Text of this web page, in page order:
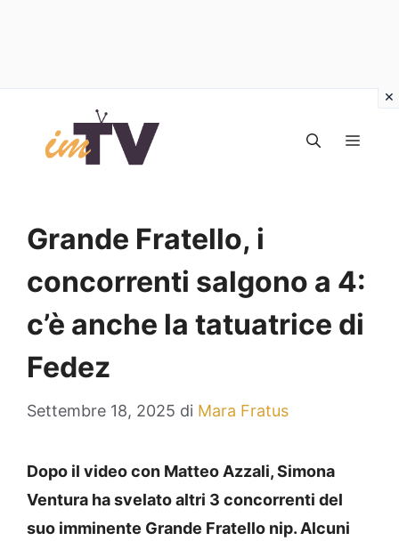
contenuto
Grande Fratello, i
concorrenti salgono a 4:
c’è anche la tatuatrice di
Fedez
Settembre 18, 2025 di Mara Fratus
Dopo il video con Matteo Azzali, Simona
Ventura ha svelato altri 3 concorrenti del
suo imminente Grande Fratello nip. Alcuni